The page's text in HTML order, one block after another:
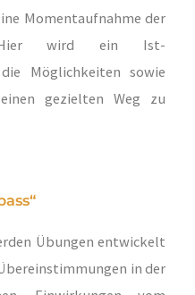
Momentaufnahme der
Hier wird ein Ist-
Möglichkeiten sowie
gezielten Weg zu
Übungen entwickelt
in der